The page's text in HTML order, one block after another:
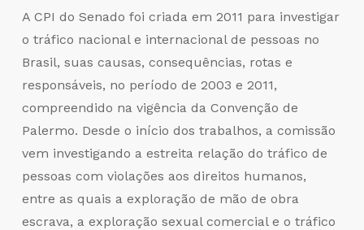
A CPI do Senado foi criada em 2011 para investigar
o tráfico nacional e internacional de pessoas no
Brasil, suas causas, consequências, rotas e
responsáveis, no período de 2003 e 2011,
compreendido na vigência da Convenção de
Palermo. Desde o início dos trabalhos, a comissão
vem investigando a estreita relação do tráfico de
pessoas com violações aos direitos humanos,
entre as quais a exploração de mão de obra
escrava, a exploração sexual comercial e o tráfico